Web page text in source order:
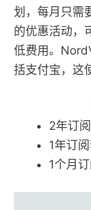
划，每月只需
的优惠活动，
低费用。
括支付宝，这
2年订
1年订
1个月